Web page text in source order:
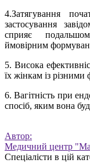
4.Затягування
застосування
сприяє
ймовірним
5. Висока
їх жінкам із
6. Вагітність при
спосіб, яким вона
Автор:
Медичний центр
Спеціалісти в цій